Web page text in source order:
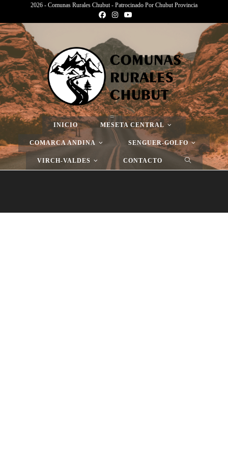
2026 - Comunas Rurales Chubut - Patrocinado Por Chubut Provincia
INICIO MESETA CENTRAL
COMARCA ANDINA SENGUER-GOLFO
VIRCH-VALDES CONTACTO
Página Nueva
> Página Nueva > Página Nueva